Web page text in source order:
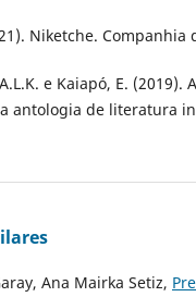
Niketche. Companhia
e Kaiapó, E.
antologia de literatura
Ana Mairka Setiz,